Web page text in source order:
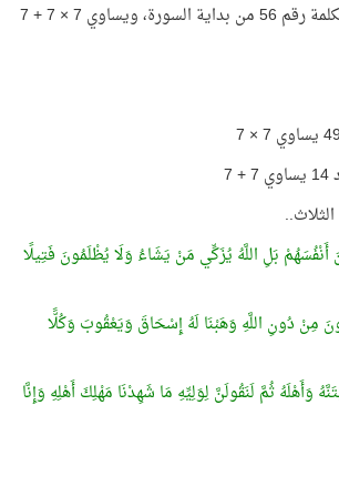
ويساوي 7 × 7 + 7
أَنْفُسَهُمْ بَلِ اللَّهُ يُزَكِّي مَنْ يَشَاءُ وَلَا يُظْلَمُونَ فَتِيلًا
مِنْ دُونِ اللَّهِ وَهَبْنَا لَهُ إِسْحَاقَ وَيَعْقُوبَ وَكُلًّا
وَأَهْلَهُ ثُمَّ لَنَقُولَنَّ لِوَلِيِّهِ مَا شَهِدْنَا مَهْلِكَ أَهْلِهِ وَإِنَّا